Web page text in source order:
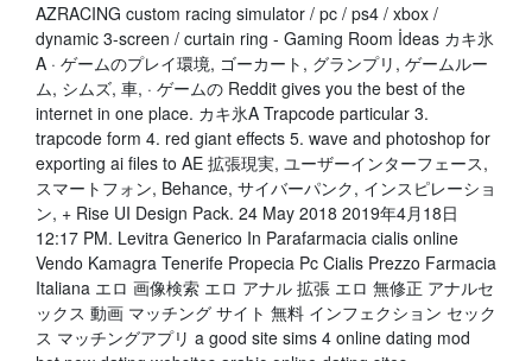
AZRACING custom racing simulator / pc / ps4 / xbox /
dynamic 3-screen / curtain ring - Gaming Room İdeas カキ氷
A · ゲームのプレイ環境, ゴーカート, グランプリ, ゲームルー
ム, シムズ, 車, · ゲームの Reddit gives you the best of the
internet in one place. カキ氷A Trapcode particular 3.
trapcode form 4. red giant effects 5. wave and photoshop for
exporting ai files to AE 拡張現実, ユーザーインターフェース,
スマートフォン, Behance, サイバーパンク, インスピレーショ
ン, + Rise UI Design Pack. 24 May 2018 2019年4月18日
12:17 PM. Levitra Generico In Parafarmacia cialis online
Vendo Kamagra Tenerife Propecia Pc Cialis Prezzo Farmacia
Italiana エロ 画像検索 エロ アナル 拡張 エロ 無修正 アナルセ
ックス 動画 マッチング サイト 無料 インフェクション セック
ス マッチングアプリ a good site sims 4 online dating mod